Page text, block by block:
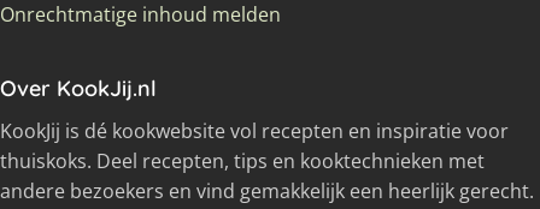
Onrechtmatige inhoud melden
Over KookJij.nl
KookJij is dé kookwebsite vol recepten en inspiratie voor
thuiskoks. Deel recepten, tips en kooktechnieken met
andere bezoekers en vind gemakkelijk een heerlijk gerecht.